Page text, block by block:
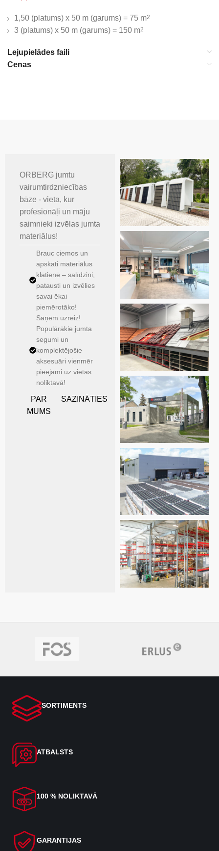
1,50 (platums) x 50 m (garums) = 75 m2
3 (platums) x 50 m (garums) = 150 m2
Lejupielādes faili
Cenas
ORBERG jumtu
vairumtirdzniecības
bāze - vieta, kur
profesionāļi un māju
saimnieki izvēlas jumta
materiālus!
Brauc ciemos un
apskati materiālus
klātienē – salīdzini,
patausti un izvēlies
savai ēkai
piemērotāko!
Saņem uzreiz!
Populārākie jumta
segumi un
komplektējošie
aksesuāri vienmēr
pieejami uz vietas
noliktavā!
PAR
MUMS
SAZINĀTIES
SORTIMENTS
ATBALSTS
100 % NOLIKTAVĀ
GARANTIJAS